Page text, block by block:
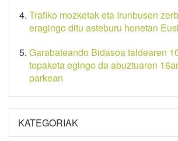
Trafiko mozketak eta Irunbusen
eragingo ditu asteburu honetan
Garabateando Bidasoa taldearen
topaketa egingo da abuztuaren
parkean
KATEGORIAK